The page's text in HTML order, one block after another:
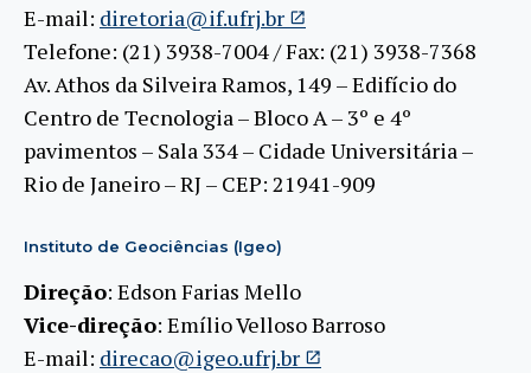
E-mail: diretoria@if.ufrj.br
Telefone: (21) 3938-7004 / Fax: (21) 3938-7368
Av. Athos da Silveira Ramos, 149 – Edifício do
Centro de Tecnologia – Bloco A – 3º e 4º
pavimentos – Sala 334 – Cidade Universitária –
Rio de Janeiro – RJ – CEP: 21941-909
Instituto de Geociências (Igeo)
Direção: Edson Farias Mello
Vice-direção: Emílio Velloso Barroso
E-mail: direcao@igeo.ufrj.br